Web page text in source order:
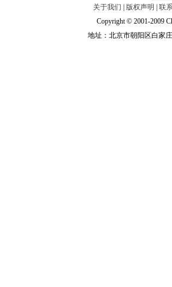
关于我们 版权声明
联
Copyright © 2001-2009
地址：北京市朝阳区白家